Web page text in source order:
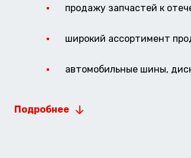
продажу запчастей к
широкий ассортимент
автомобильные шины,
Подробнее